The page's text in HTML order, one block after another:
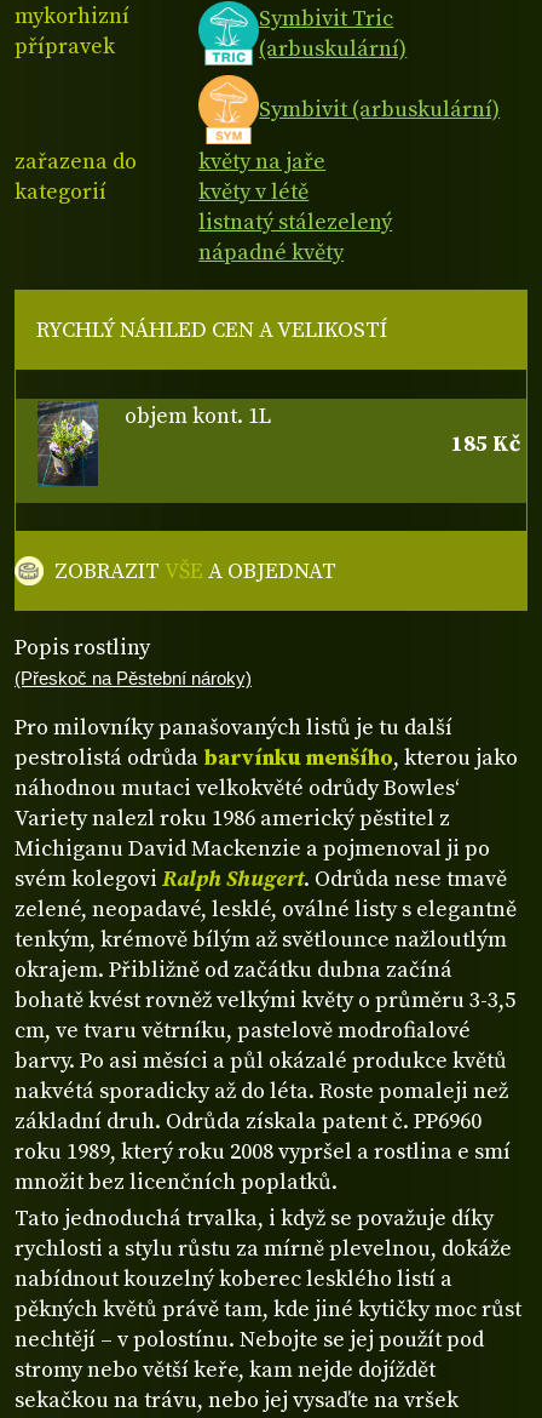
mykorhizní
přípravek
Symbivit Tric
(arbuskulární)
Symbivit (arbuskulární)
zařazena do
kategorií
květy na jaře
květy v létě
listnatý stálezelený
nápadné květy
Popis rostliny
(Přeskoč na Pěstební nároky)
Pro milovníky panašovaných listů je tu další
pestrolistá odrůda barvínku menšího, kterou jako
náhodnou mutaci velkokvěté odrůdy Bowles‘
Variety nalezl roku 1986 americký pěstitel z
Michiganu David Mackenzie a pojmenoval ji po
svém kolegovi Ralph Shugert. Odrůda nese tmavě
zelené, neopadavé, lesklé, oválné listy s elegantně
tenkým, krémově bílým až světlounce nažloutlým
okrajem. Přibližně od začátku dubna začíná
bohatě kvést rovněž velkými květy o průměru 3-3,5
cm, ve tvaru větrníku, pastelově modrofialové
barvy. Po asi měsíci a půl okázalé produkce květů
nakvétá sporadicky až do léta. Roste pomaleji než
základní druh. Odrůda získala patent č. PP6960
roku 1989, který roku 2008 vypršel a rostlina e smí
množit bez licenčních poplatků.
Tato jednoduchá trvalka, i když se považuje díky
rychlosti a stylu růstu za mírně plevelnou, dokáže
nabídnout kouzelný koberec lesklého listí a
pěkných květů právě tam, kde jiné kytičky moc růst
nechtějí – v polostínu. Nebojte se jej použít pod
stromy nebo větší keře, kam nejde dojíždět
sekačkou na trávu, nebo jej vysaďte na vršek
RYCHLÝ NÁHLED CEN A VELIKOSTÍ
objem kont. 1L
185 Kč
ZOBRAZITVŠE A OBJEDNAT